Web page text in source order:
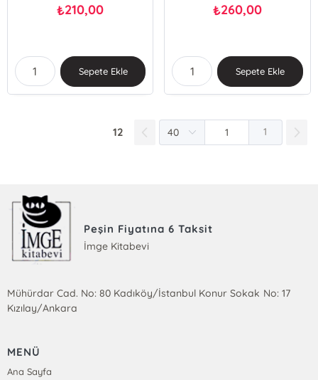
₺210,00
Sepete Ekle
₺260,00
Sepete Ekle
12 1
Peşin Fiyatına 6 Taksit
İmge Kitabevi
Mühürdar Cad. No: 80 Kadıköy/İstanbul Konur Sokak No: 17
Kızılay/Ankara
MENÜ
Ana Sayfa